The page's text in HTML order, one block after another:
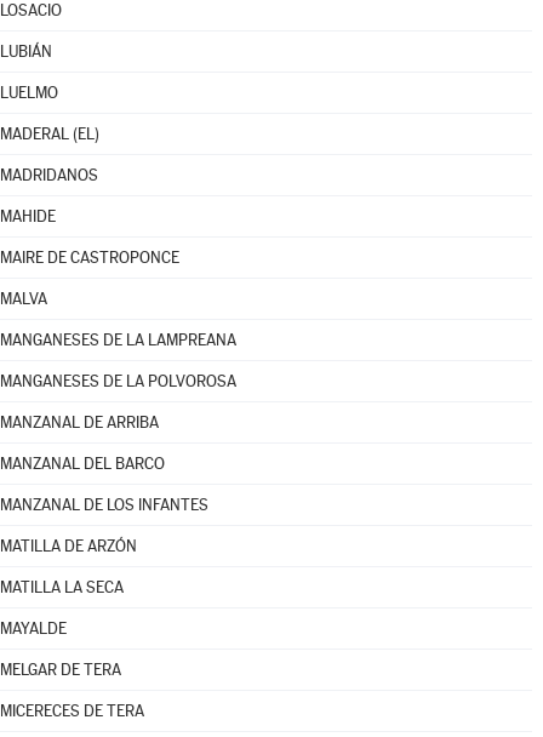
LOSACIO
LUBIÁN
LUELMO
MADERAL (EL)
MADRIDANOS
MAHIDE
MAIRE DE CASTROPONCE
MALVA
MANGANESES DE LA LAMPREANA
MANGANESES DE LA POLVOROSA
MANZANAL DE ARRIBA
MANZANAL DEL BARCO
MANZANAL DE LOS INFANTES
MATILLA DE ARZÓN
MATILLA LA SECA
MAYALDE
MELGAR DE TERA
MICERECES DE TERA